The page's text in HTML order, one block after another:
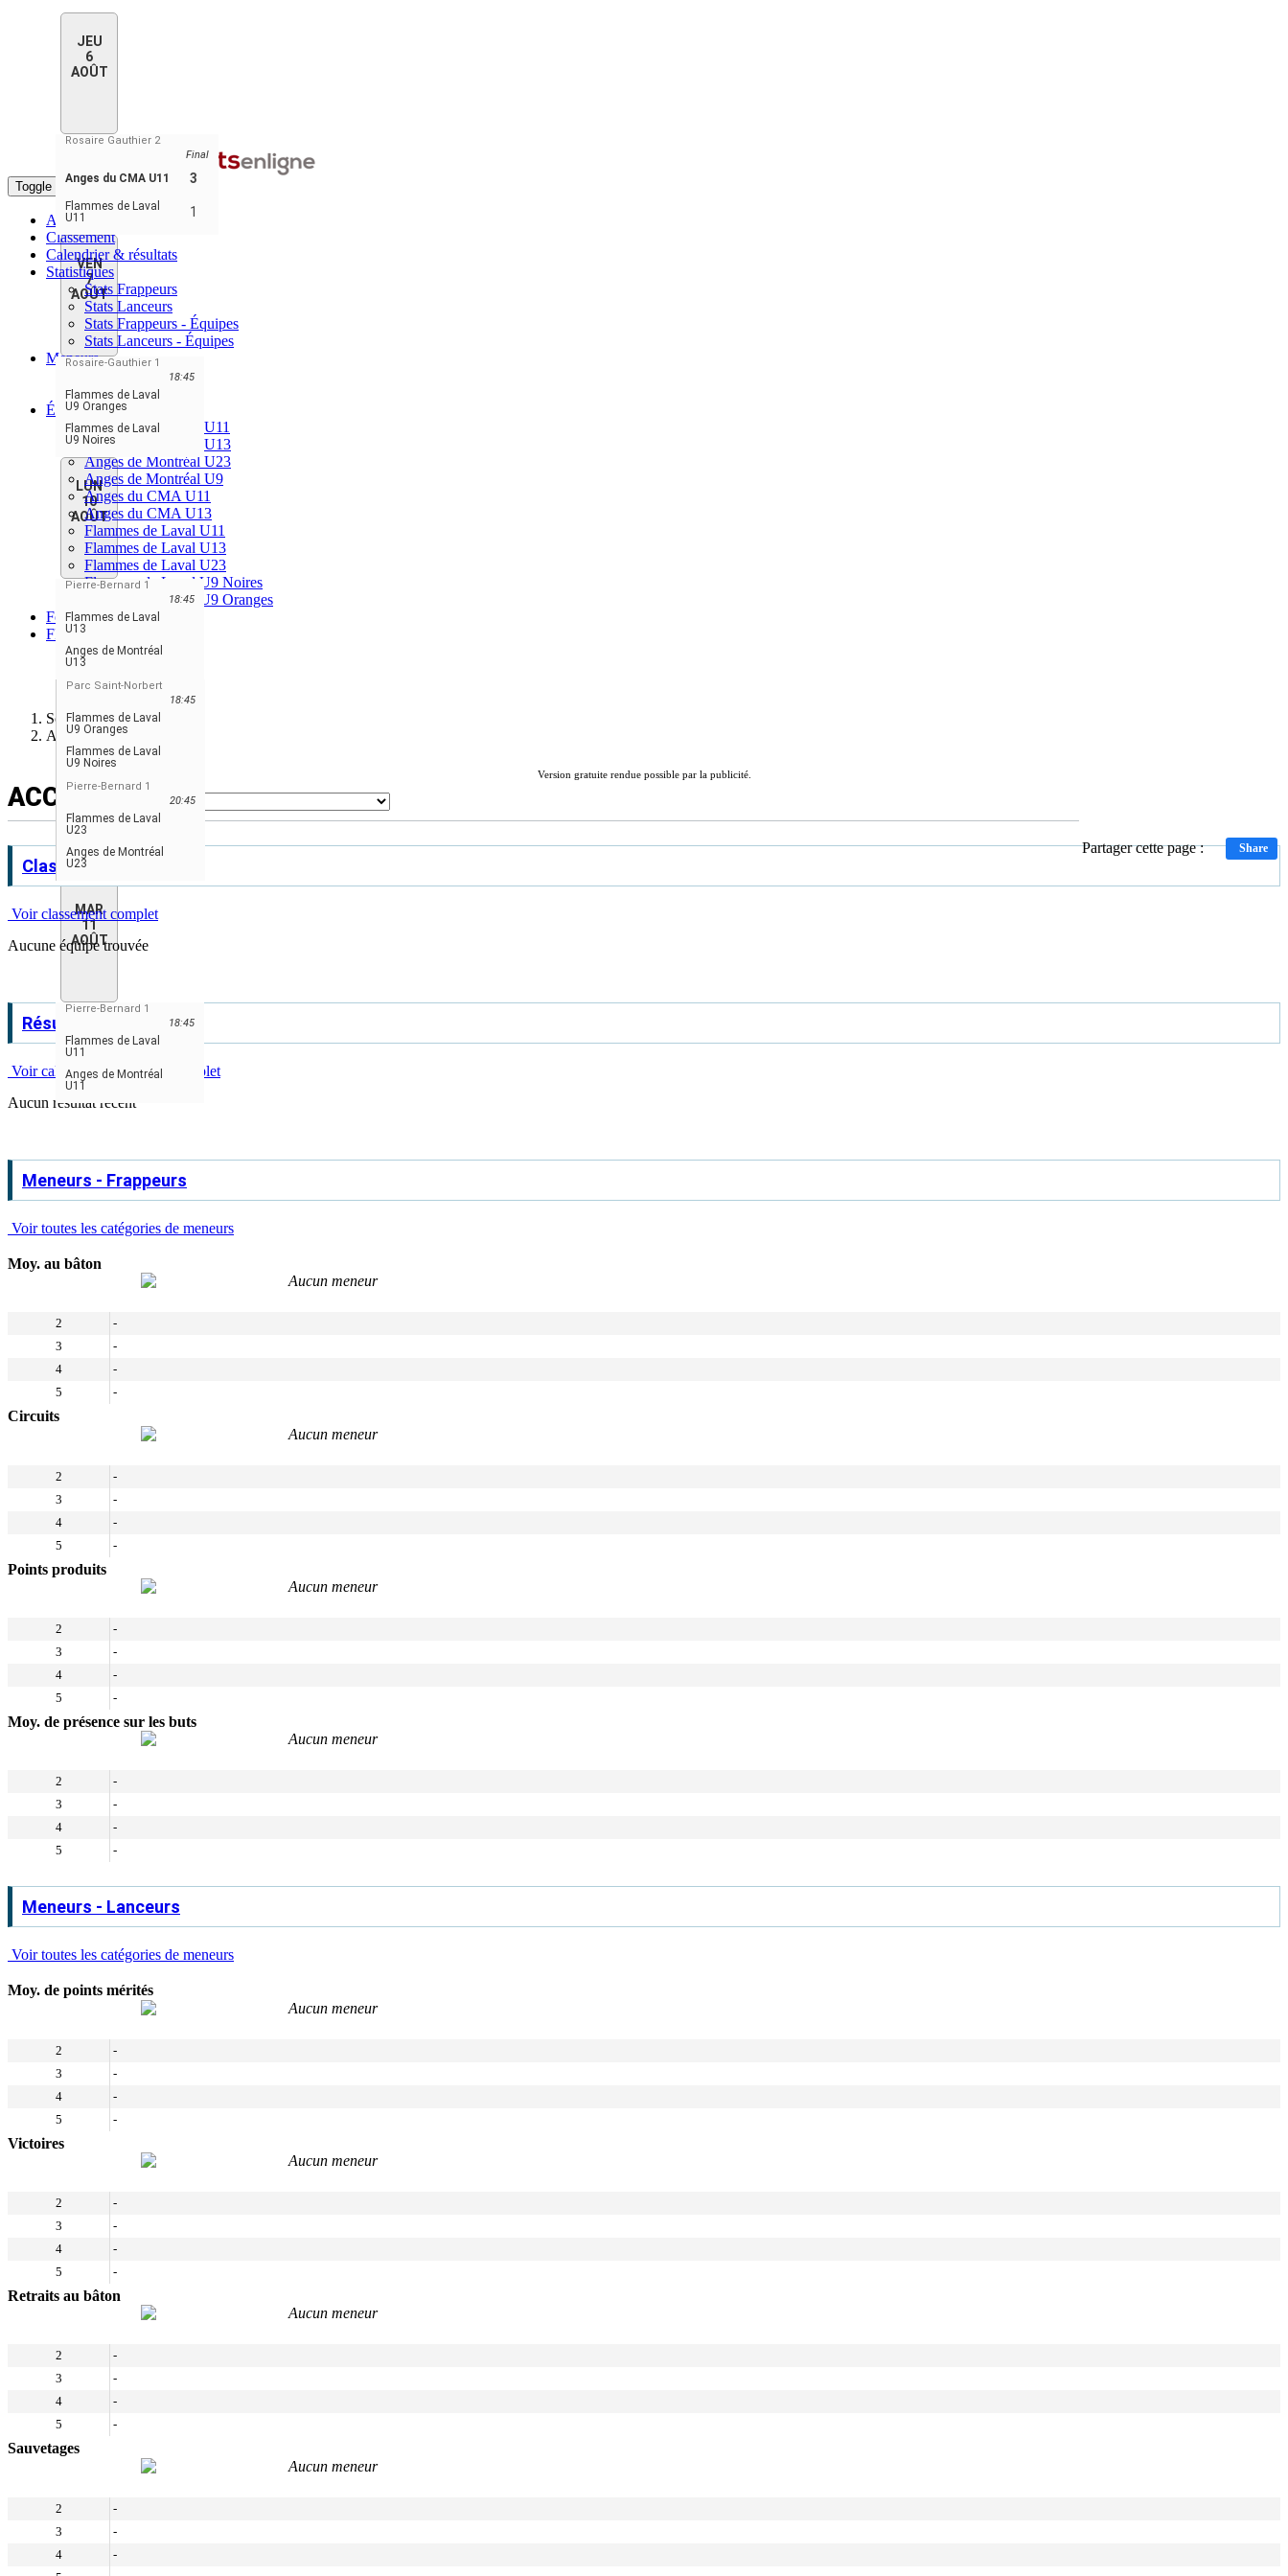
JEU
6
AOÛT
Rosaire Gauthier 2
Final
Anges du CMA U11 3
Flammes de Laval
U11
1
VEN
7
AOÛT
Rosaire-Gauthier 1
18:45
Flammes de Laval
U9 Oranges
Flammes de Laval
U9 Noires
LUN
10
AOÛT
Pierre-Bernard 1
18:45
Flammes de Laval
U13
Anges de Montréal
U13
Parc Saint-Norbert
18:45
Flammes de Laval
U9 Oranges
Flammes de Laval
U9 Noires
Pierre-Bernard 1
20:45
Flammes de Laval
U23
Anges de Montréal
U23
MAR
11
AOÛT
Pierre-Bernard 1
18:45
Flammes de Laval
U11
Anges de Montréal
U11
Toggle navigation
Accueil
Classement
Calendrier & résultats
Statistiques
Stats Frappeurs
Stats Lanceurs
Stats Frappeurs - Équipes
Stats Lanceurs - Équipes
Meneurs
Meneurs joueurs
Meneurs équipes
Équipes
Anges de Montréal U11
Anges de Montréal U13
Anges de Montréal U23
Anges de Montréal U9
Anges du CMA U11
Anges du CMA U13
Flammes de Laval U11
Flammes de Laval U13
Flammes de Laval U23
Flammes de Laval U9 Noires
Flammes de Laval U9 Oranges
Forum
FR
ENGLISH
FRANÇAIS
ESPAÑOL
Softball Laval Ligue
Accueil
Version gratuite rendue possible par la publicité.
ACCUEIL
Partager cette page : Share
Classement
Voir classement complet
Aucune équipe trouvée
Résultats récents
Voir calendrier & résultats complet
Aucun résultat récent
Meneurs - Frappeurs
Voir toutes les catégories de meneurs
Moy. au bâton
Aucun meneur
2
-
3
-
4
-
5
-
Circuits
Aucun meneur
2
-
3
-
4
-
5
-
Points produits
Aucun meneur
2
-
3
-
4
-
5
-
Moy. de présence sur les buts
Aucun meneur
2
-
3
-
4
-
5
-
Meneurs - Lanceurs
Voir toutes les catégories de meneurs
Moy. de points mérités
Aucun meneur
2
-
3
-
4
-
5
-
Victoires
Aucun meneur
2
-
3
-
4
-
5
-
Retraits au bâton
Aucun meneur
2
-
3
-
4
-
5
-
Sauvetages
Aucun meneur
2
-
3
-
4
-